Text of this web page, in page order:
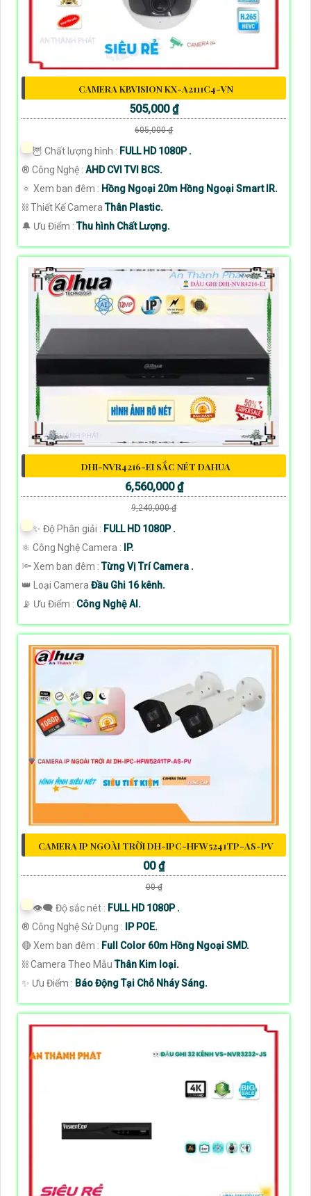
CAMERA KBVISION KX-A2111C4-VN
505,000 ₫
605,000 ₫
🦉 Chất lượng hình : FULL HD 1080P .
®️ Công Nghệ : AHD CVI TVI BCS.
🔅 Xem ban đêm : Hồng Ngoại 20m Hồng Ngoại Smart IR.
⛓ Thiết Kế CameraThân Plastic.
️🔔 Ưu Điểm :Thu hình Chất Lượng.
DHI-NVR4216-EI SẮC NÉT DAHUA
6,560,000 ₫
9,240,000 ₫
✨ Độ Phân giải : FULL HD 1080P .
⚛️ Công Nghệ Camera :
IP.
🔦 Xem ban đêm :Từng Vị Trí Camera .
👑 Loại Camera Đầu Ghi 16 kênh.
️📡 Ưu Điểm : Công Nghệ AI.
CAMERA IP NGOÀI TRỜI DH-IPC-HFW5241TP-AS-PV
00 ₫
00 ₫
👁️‍🗨 Độ sắc nét : FULL HD 1080P .
®️ Công Nghệ Sử Dụng :
IP POE.
🔴 Xem ban đêm : Full Color 60m Hồng Ngoại SMD.
⛓ Camera Theo MẫuThân Kim loại.
️✨ Ưu Điểm : Báo Động Tại Chỗ Nháy Sáng.